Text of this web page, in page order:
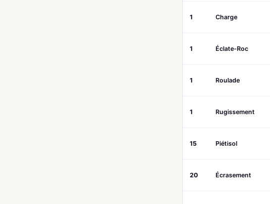
1 Charge
1 Éclate-Roc
1 Roulade
1 Rugissement
15 Piétisol
20 Écrasement